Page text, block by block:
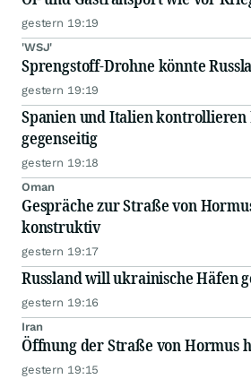
gestern 19:19
'WSJ'
Sprengstoff-Drohne könnte
gestern 19:19
Spanien und Italien kontrollieren
gegenseitig
gestern 19:18
Oman
Gespräche zur Straße von
konstruktiv
gestern 19:17
Russland will ukrainische Häfen
gestern 19:16
Iran
Öffnung der Straße von Hormus
gestern 19:15